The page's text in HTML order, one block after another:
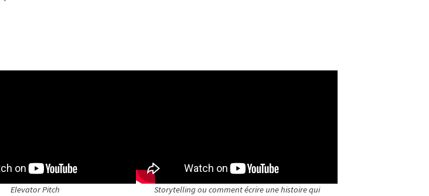
Elevator Pitch
Storytelling ou comment écrire une histoire qui